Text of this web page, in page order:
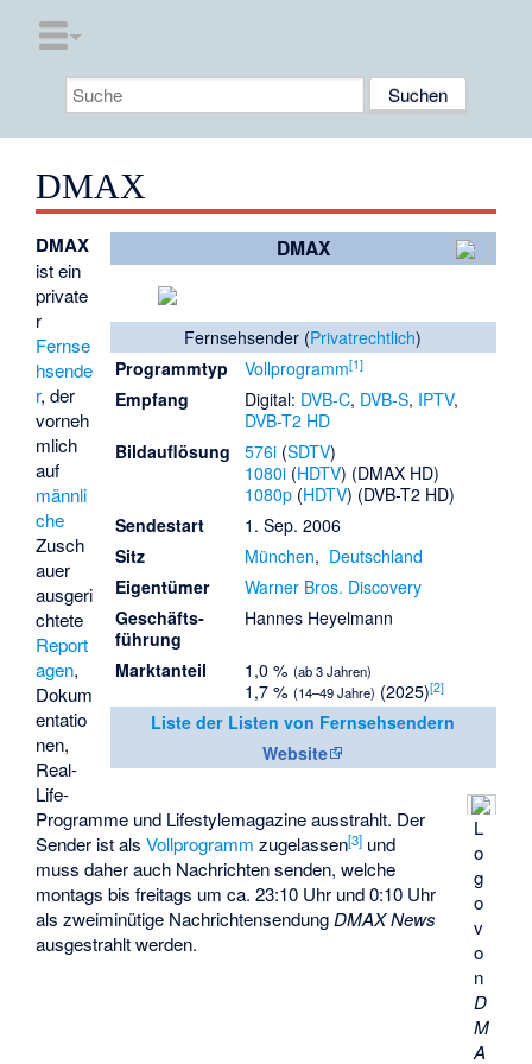
DMAX
DMAX
Fernsehsender (Privatrechtlich)
Programmtyp
Vollprogramm[1]
Empfang Digital: DVB-C, DVB-S, IPTV,
DVB-T2 HD
Bildauflösung
576i(SDTV)
1080i(HDTV) (DMAX HD)
1080p(HDTV) (DVB-T2 HD)
Sendestart
1. Sep. 2006
Sitz
München, Deutschland
Eigentümer
Warner Bros. Discovery
Geschäfts­
führung
Hannes Heyelmann
Marktanteil 1,0 % (ab 3 Jahren)
1,7 % (14–49 Jahre) (2025)[2]
Liste der Listen von Fernsehsendern
Website
L
o
g
o
v
o
n
D
M
A
DMAX
ist ein
private
r
Fernse
hsende
r, der
vorneh
mlich
auf
männli
che
Zusch
auer
ausgeri
chtete
Report
agen,
Dokum
entatio
nen,
Real-
Life-
Programme und Lifestylemagazine ausstrahlt. Der
Sender ist alsVollprogramm zugelassen[3] und
muss daher auch Nachrichten senden, welche
montags bis freitags um ca. 23:10 Uhr und 0:10 Uhr
als zweiminütige NachrichtensendungDMAX News
ausgestrahlt werden.